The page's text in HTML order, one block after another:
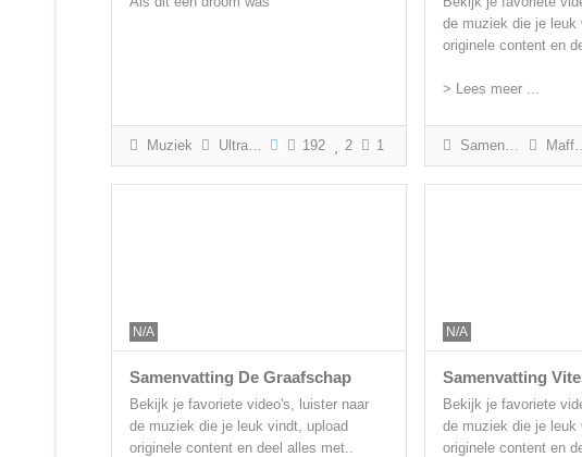
Muziek Ultras Arnhem 192 2 1
de muziek die je leuk
originele content en
> Lees meer ...
Samenvatting Maffe Rick
N/A
Samenvatting De Graafschap
Bekijk je favoriete video's, luister naar
de muziek die je leuk vindt, upload
originele content en deel alles met..
N/A
Samenvatting
Bekijk je favoriete
de muziek die je leuk
originele content en